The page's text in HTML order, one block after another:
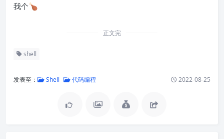
我个🍗
正文完
shell
发表至： Shell 代码编程 2022-08-25